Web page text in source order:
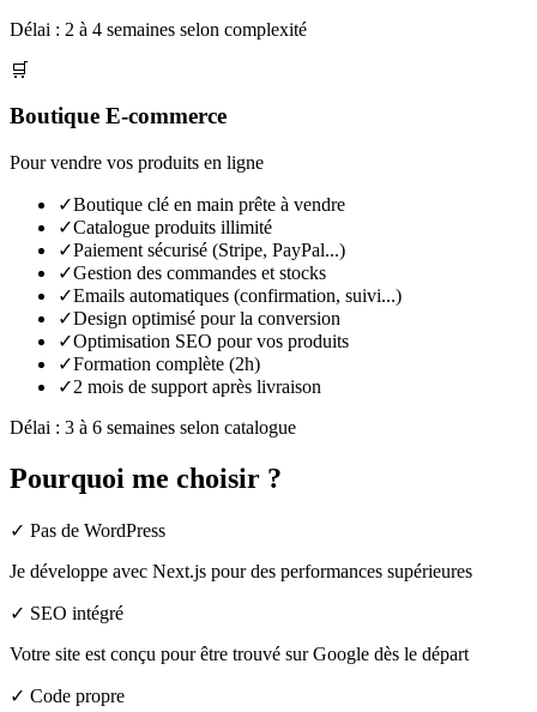
Délai : 2 à 4 semaines selon complexité
🛒
Boutique E-commerce
Pour vendre vos produits en ligne
✓Boutique clé en main prête à vendre
✓Catalogue produits illimité
✓Paiement sécurisé (Stripe, PayPal...)
✓Gestion des commandes et stocks
✓Emails automatiques (confirmation, suivi...)
✓Design optimisé pour la conversion
✓Optimisation SEO pour vos produits
✓Formation complète (2h)
✓2 mois de support après livraison
Délai : 3 à 6 semaines selon catalogue
Pourquoi me choisir ?
✓ Pas de WordPress
Je développe avec Next.js pour des performances supérieures
✓ SEO intégré
Votre site est conçu pour être trouvé sur Google dès le départ
✓ Code propre